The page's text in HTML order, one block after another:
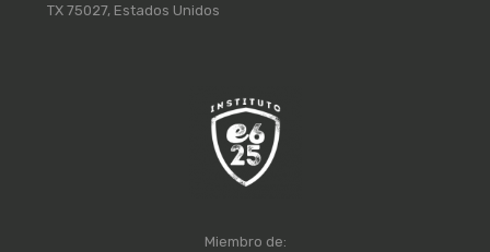
TX 75027, Estados Unidos
Miembro de: